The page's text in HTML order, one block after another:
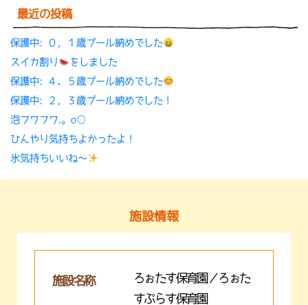
最近の投稿
保護中: ０，１歳プール納めでした
スイカ割り
をしました
保護中: ４、５歳プール納めでした
保護中: ２，３歳プール納めでした！
泡フワフワ.。o○
ひんやり気持ちよかったよ！
氷気持ちいいね〜
施設情報
施設名称
ろぉたす保育園／ろぉた
すぷらす保育園